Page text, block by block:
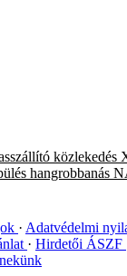
közlekedés
hangrobbanás
Adatvédelmi
Hirdetői ÁSZF